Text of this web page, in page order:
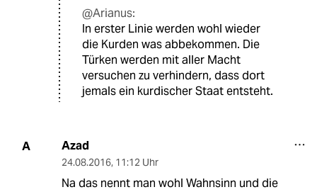
@Arianus:
In erster Linie werden wohl wieder
die Kurden was abbekommen. Die
Türken werden mit aller Macht
versuchen zu verhindern, dass dort
jemals ein kurdischer Staat entsteht.
A Azad
24.08.2016, 11:12 Uhr
Na das nennt man wohl Wahnsinn und die